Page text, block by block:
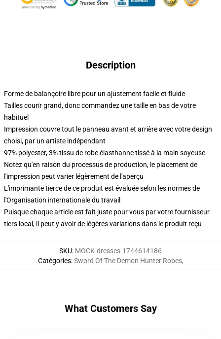
Description
Forme de balançoire libre pour un ajustement facile et fluide
Tailles courir grand, donc commandez une taille en bas de votre
habituel
Impression couvre tout le panneau avant et arrière avec votre design
choisi, par un artiste indépendant
97% polyester, 3% tissu de robe élasthanne tissé à la main soyeuse
Notez qu'en raison du processus de production, le placement de
l'impression peut varier légèrement de l'aperçu
L'imprimante tierce de ce produit est évaluée selon les normes de
l'Organisation internationale du travail
Puisque chaque article est fait juste pour vous par votre fournisseur
tiers local, il peut y avoir de légères variations dans le produit reçu
SKU: MOCK-dresses-1744614186
Catégories:Sword Of The Demon Hunter Robes,
What Customers Say